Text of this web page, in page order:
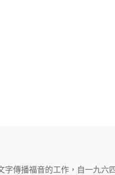
字傳播福音的工作，自一九六